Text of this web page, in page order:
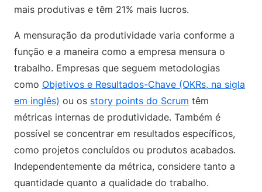
mais produtivas e têm 21% mais lucros.
A mensuração da produtividade varia conforme a
função e a maneira como a empresa mensura o
trabalho. Empresas que seguem metodologias
como Objetivos e Resultados-Chave (OKRs, na sigla
em inglês) ou os story points do Scrum têm
métricas internas de produtividade. Também é
possível se concentrar em resultados específicos,
como projetos concluídos ou produtos acabados.
Independentemente da métrica, considere tanto a
quantidade quanto a qualidade do trabalho.